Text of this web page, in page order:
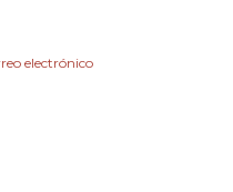
electrónico